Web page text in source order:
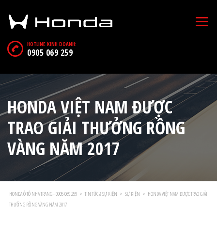
HOTLINE KINH DOANH:
0905 069 259
HONDA VIỆT NAM ĐƯỢC
TRAO GIẢI THƯỞNG RỒNG
VÀNG NĂM 2017
HONDA Ô TÔ NHA TRANG - 0905 069 259 > TIN TỨC & SỰ KIỆN > SỰ KIỆN > HONDA VIỆT NAM ĐƯỢC TRAO GIẢI
THƯỞNG RỒNG VÀNG NĂM 2017